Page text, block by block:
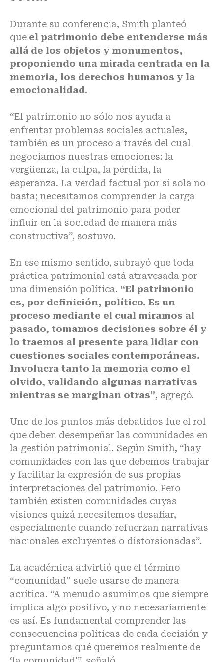
Durante su conferencia, Smith planteó
que el patrimonio debe entenderse más
allá de los objetos y monumentos,
proponiendo una mirada centrada en la
memoria, los derechos humanos y la
emocionalidad.
“El patrimonio no sólo nos ayuda a
enfrentar problemas sociales actuales,
también es un proceso a través del cual
negociamos nuestras emociones: la
vergüenza, la culpa, la pérdida, la
esperanza. La verdad factual por sí sola no
basta; necesitamos comprender la carga
emocional del patrimonio para poder
influir en la sociedad de manera más
constructiva”, sostuvo.
En ese mismo sentido, subrayó que toda
práctica patrimonial está atravesada por
una dimensión política. “El patrimonio
es, por definición, político. Es un
proceso mediante el cual miramos al
pasado, tomamos decisiones sobre él y
lo traemos al presente para lidiar con
cuestiones sociales contemporáneas.
Involucra tanto la memoria como el
olvido, validando algunas narrativas
mientras se marginan otras”, agregó.
Uno de los puntos más debatidos fue el rol
que deben desempeñar las comunidades en
la gestión patrimonial. Según Smith, “hay
comunidades con las que debemos trabajar
y facilitar la expresión de sus propias
interpretaciones del patrimonio. Pero
también existen comunidades cuyas
visiones quizá necesitemos desafiar,
especialmente cuando refuerzan narrativas
nacionales excluyentes o distorsionadas”.
La académica advirtió que el término
“comunidad” suele usarse de manera
acrítica. “A menudo asumimos que siempre
implica algo positivo, y no necesariamente
es así. Es fundamental comprender las
consecuencias políticas de cada decisión y
preguntarnos qué queremos realmente de